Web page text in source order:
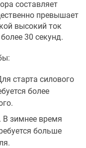
составляет
превышает
высокий ток
30 секунд.
старта силового
более
В зимнее время
больше